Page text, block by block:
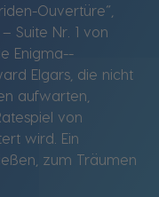
Ouvertüre“,
Suite Nr. 1 von
Enigma-­
Elgars, die nicht
aufwarten,
von
wird. Ein
zum Träumen